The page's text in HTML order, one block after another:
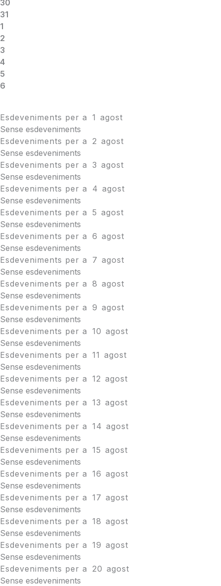
30
31
1
2
3
4
5
6
Esdeveniments per a 1 agost
Sense esdeveniments
Esdeveniments per a
2 agost
Sense esdeveniments
Esdeveniments per a 3 agost
Sense esdeveniments
Esdeveniments per a
4 agost
Sense esdeveniments
Esdeveniments per a 5 agost
Sense esdeveniments
Esdeveniments per a 6 agost
Sense esdeveniments
Esdeveniments per a
7 agost
Sense esdeveniments
Esdeveniments per a 8 agost
Sense esdeveniments
Esdeveniments per a 9 agost
Sense esdeveniments
Esdeveniments per a 10 agost
Sense esdeveniments
Esdeveniments per a 11 agost
Sense esdeveniments
Esdeveniments per a 12 agost
Sense esdeveniments
Esdeveniments per a 13 agost
Sense esdeveniments
Esdeveniments per a 14 agost
Sense esdeveniments
Esdeveniments per a 15 agost
Sense esdeveniments
Esdeveniments per a 16 agost
Sense esdeveniments
Esdeveniments per a 17 agost
Sense esdeveniments
Esdeveniments per a 18 agost
Sense esdeveniments
Esdeveniments per a 19 agost
Sense esdeveniments
Esdeveniments per a
20 agost
Sense esdeveniments